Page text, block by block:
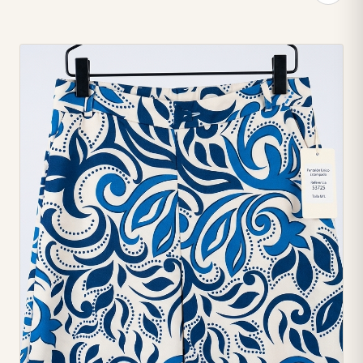
calidad y tendencia. 🏷️ • **Estampado Único:** Patrón
abstracto de pinceladas rosas sobre una base beige claro,
perfecto para destacar con originalidad. 🎨 • **Comodidad
Superior:** Fabricado en 100% viscosa, ofrece una caída
fluida, un tacto suave y una ligereza inigualable. ✨ •
**Ajuste Perfecto:** Cuenta con cintura elástica para
mayor confort y un cinturón de lazo autoajustable que
personaliza tu silueta. 🎀 • **Silueta Elegante:** Su estilo
Palazzo de pierna ancha proporciona libertad de
movimiento y una presencia sofisticada. 💃 • **Talla
Disponible:** Este modelo se presenta en talla M. •
**Referencia del Modelo:** 231PPA004.